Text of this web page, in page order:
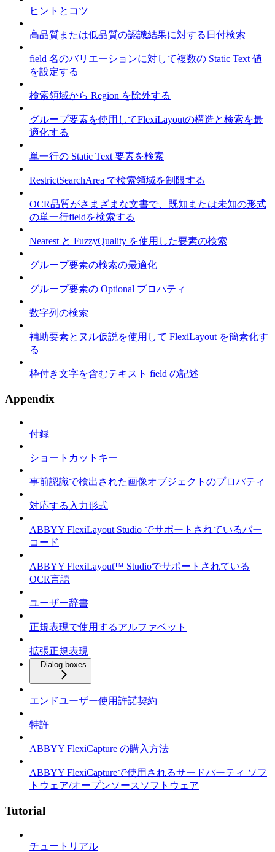
ヒントとコツ
高品質または低品質の認識結果に対する日付検索
field 名のバリエーションに対して複数の Static Text 値
を設定する
検索領域から Region を除外する
グループ要素を使用してFlexiLayoutの構造と検索を最
適化する
単一行の Static Text 要素を検索
RestrictSearchArea で検索領域を制限する
OCR品質がさまざまな文書で、既知または未知の形式
の単一行fieldを検索する
Nearest と FuzzyQuality を使用した要素の検索
グループ要素の検索の最適化
グループ要素の Optional プロパティ
数字列の検索
補助要素とヌル仮説を使用して FlexiLayout を簡素化す
る
枠付き文字を含むテキスト field の記述
Appendix
付録
ショートカットキー
事前認識で検出された画像オブジェクトのプロパティ
対応する入力形式
ABBYY FlexiLayout Studio でサポートされているバー
コード
ABBYY FlexiLayout™ Studioでサポートされている
OCR言語
ユーザー辞書
正規表現で使用するアルファベット
拡張正規表現
Dialog boxes
エンドユーザー使用許諾契約
特許
ABBYY FlexiCapture の購入方法
ABBYY FlexiCaptureで使用されるサードパーティ ソフ
トウェア/オープンソースソフトウェア
Tutorial
チュートリアル